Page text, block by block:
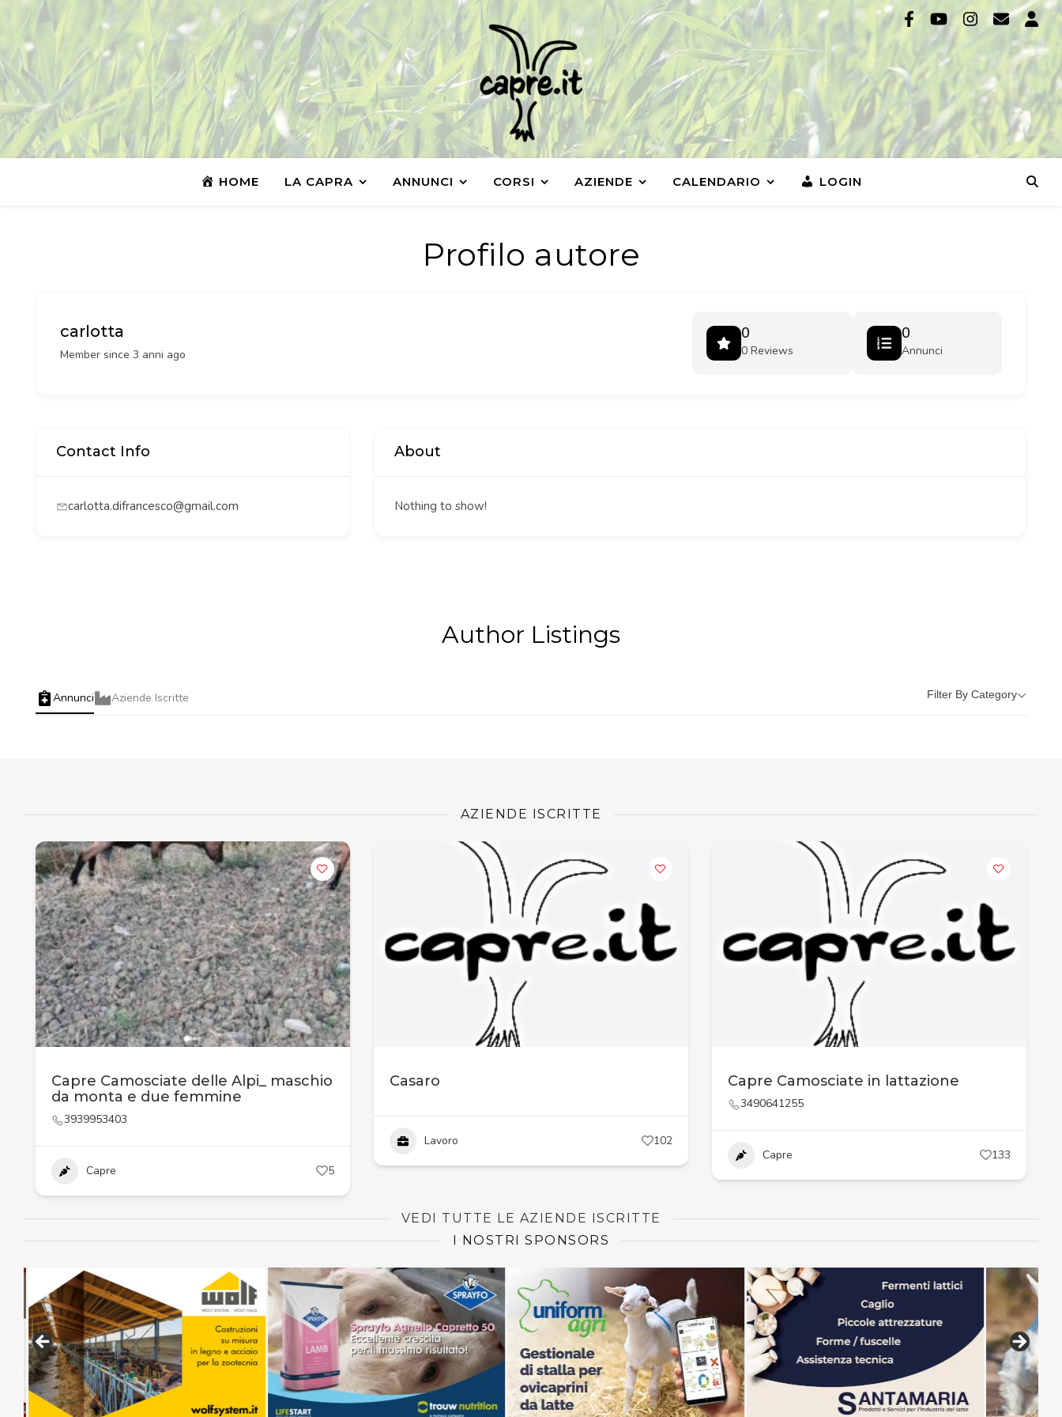
HOME LA CAPRA ANNUNCI CORSI AZIENDE CALENDARIO LOGIN
Profilo autore
carlotta
Member since 3 anni ago
0
0 Reviews
0
Annunci
Contact Info
carlotta.difrancesco@gmail.com
About
Nothing to show!
Author Listings
Annunci Aziende Iscritte Filter By Category
AZIENDE ISCRITTE
Capre Camosciate delle Alpi_ maschio
da monta e due femmine
3939953403
Capre 5
Casaro
Lavoro 102
Capre Camosciate in lattazione
3490641255
Capre 133
VEDI TUTTE LE AZIENDE ISCRITTE
I NOSTRI SPONSORS